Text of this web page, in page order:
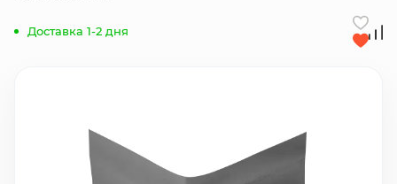
бренды
10 000 ₽
Минимальный заказ
Доставка 1-2 дня